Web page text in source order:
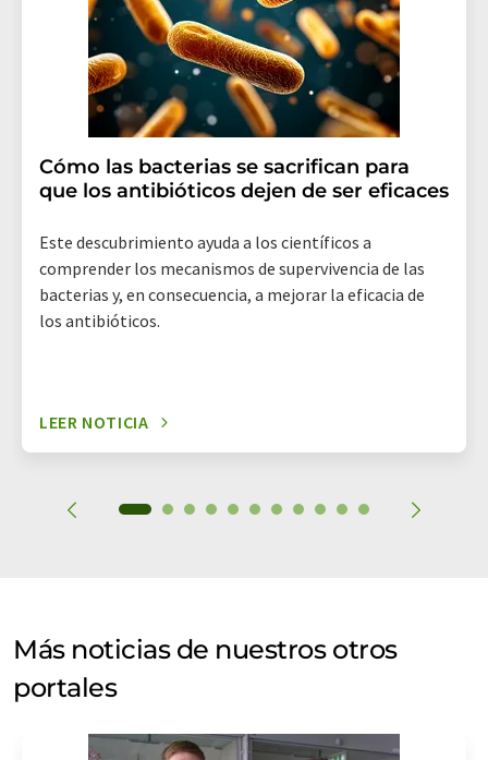
electrónico se incluye un enlace para anular la
suscripción al boletín informativo correspondiente.
Cómo las bacterias se sacrifican para
que los antibióticos dejen de ser eficaces
Este descubrimiento ayuda a los científicos a
comprender los mecanismos de supervivencia de las
bacterias y, en consecuencia, a mejorar la eficacia de
los antibióticos.
LEER NOTICIA
Más noticias de nuestros otros
portales